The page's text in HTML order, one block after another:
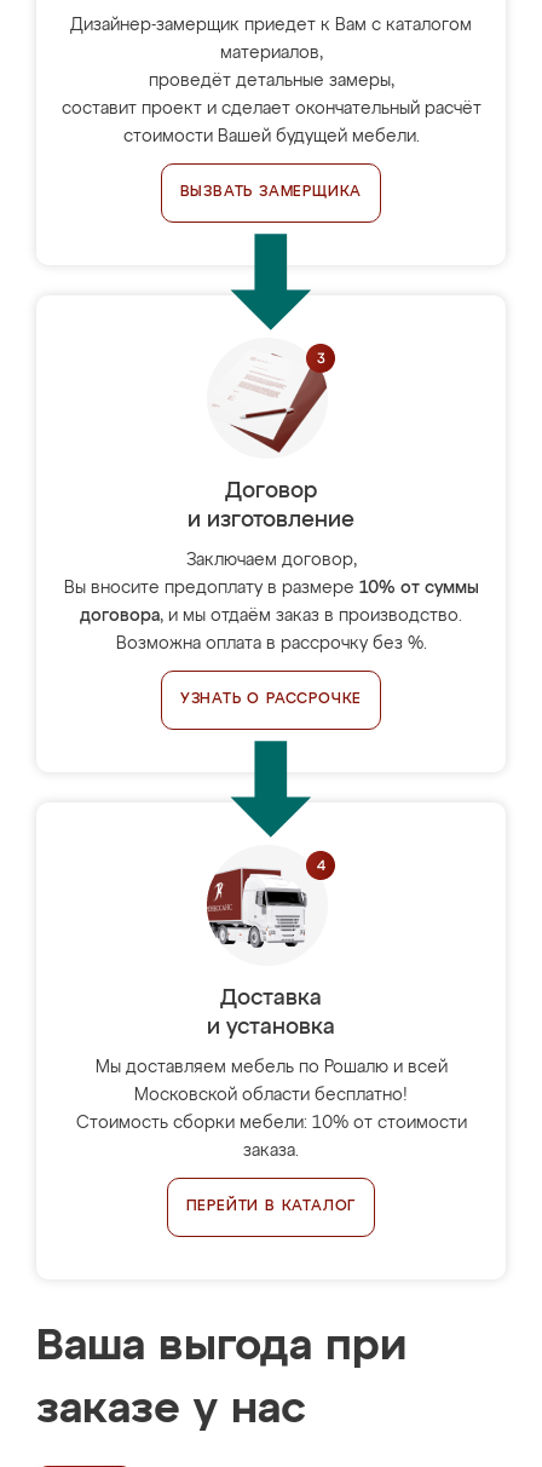
Дизайнер-замерщик приедет к Вам с каталогом
материалов,
проведёт детальные замеры,
составит проект и сделает окончательный расчёт
стоимости Вашей будущей мебели.
ВЫЗВАТЬ ЗАМЕРЩИКА
Договор
и изготовление
Заключаем договор,
Вы вносите предоплату в размере 10% от суммы
договора, и мы отдаём заказ в производство.
Возможна оплата в рассрочку без %.
УЗНАТЬ О РАССРОЧКЕ
Доставка
и установка
Мы доставляем мебель по Рошалю и всей
Московской области бесплатно!
Стоимость сборки мебели: 10% от стоимости
заказа.
ПЕРЕЙТИ В КАТАЛОГ
Ваша выгода при
заказе у нас